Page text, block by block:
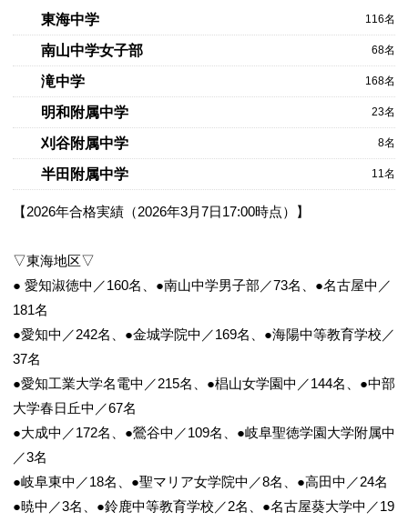
東海中学 116名
南山中学女子部 68名
滝中学 168名
明和附属中学 23名
刈谷附属中学 8名
半田附属中学 11名
【2026年合格実績（2026年3月7日17:00時点）】
▽東海地区▽
● 愛知淑徳中／160名、●南山中学男子部／73名、●名古屋中／
181名
●愛知中／242名、●金城学院中／169名、●海陽中等教育学校／
37名
●愛知工業大学名電中／215名、●椙山女学園中／144名、●中部
大学春日丘中／67名
●大成中／172名、●鶯谷中／109名、●岐阜聖徳学園大学附属中
／3名
●岐阜東中／18名、●聖マリア女学院中／8名、●高田中／24名
●暁中／3名、●鈴鹿中等教育学校／2名、●名古屋葵大学中／19